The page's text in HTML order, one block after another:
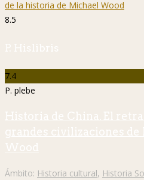
8.5
P. Hislibris
7.4
P. plebe
Historia de China. El
grandes civilizaciones
Wood
Ámbito: Historia cultural, Historia